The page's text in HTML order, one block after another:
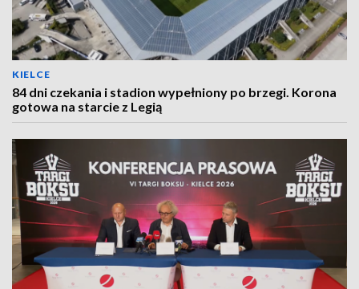
KIELCE
84 dni czekania i stadion wypełniony po brzegi. Korona
gotowa na starcie z Legią